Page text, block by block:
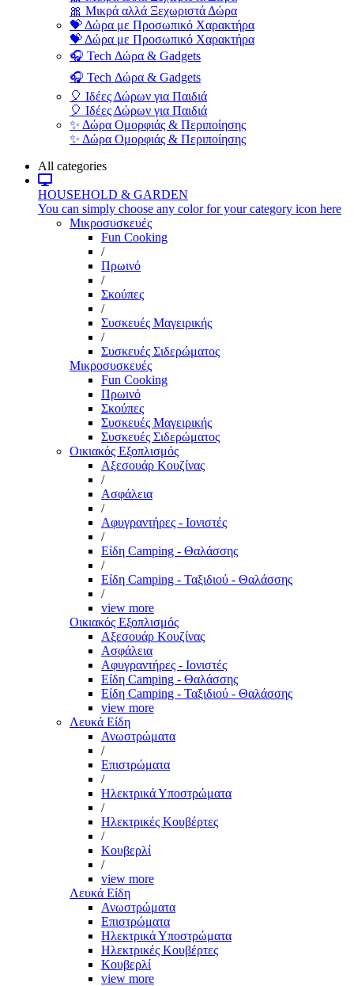
🎀 Μικρά αλλά Ξεχωριστά Δώρα
💝 Δώρα με Προσωπικό Χαρακτήρα
💝 Δώρα με Προσωπικό Χαρακτήρα
🎧 Tech Δώρα & Gadgets
🎧 Tech Δώρα & Gadgets
🎈 Ιδέες Δώρων για Παιδιά
🎈 Ιδέες Δώρων για Παιδιά
✨ Δώρα Ομορφιάς & Περιποίησης
✨ Δώρα Ομορφιάς & Περιποίησης
All categories
HOUSEHOLD & GARDEN
You can simply choose any color for your category icon here
Μικροσυσκευές
Fun Cooking
/
Πρωινό
/
Σκούπες
/
Συσκευές Μαγειρικής
/
Συσκευές Σιδερώματος
Μικροσυσκευές
Fun Cooking
Πρωινό
Σκούπες
Συσκευές Μαγειρικής
Συσκευές Σιδερώματος
Οικιακός Εξοπλισμός
Αξεσουάρ Κουζίνας
/
Ασφάλεια
/
Αφυγραντήρες - Ιονιστές
/
Είδη Camping - Θαλάσσης
/
Είδη Camping - Ταξιδιού - Θαλάσσης
/
view more
Οικιακός Εξοπλισμός
Αξεσουάρ Κουζίνας
Ασφάλεια
Αφυγραντήρες - Ιονιστές
Είδη Camping - Θαλάσσης
Είδη Camping - Ταξιδιού - Θαλάσσης
view more
Λευκά Είδη
Ανωστρώματα
/
Επιστρώματα
/
Ηλεκτρικά Υποστρώματα
/
Ηλεκτρικές Κουβέρτες
/
Κουβερλί
/
view more
Λευκά Είδη
Ανωστρώματα
Επιστρώματα
Ηλεκτρικά Υποστρώματα
Ηλεκτρικές Κουβέρτες
Κουβερλί
view more